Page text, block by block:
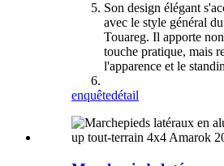
Son design élégant
avec le style général
Touareg. Il apporte
touche pratique, mais
l'apparence et le
enquêtedétail